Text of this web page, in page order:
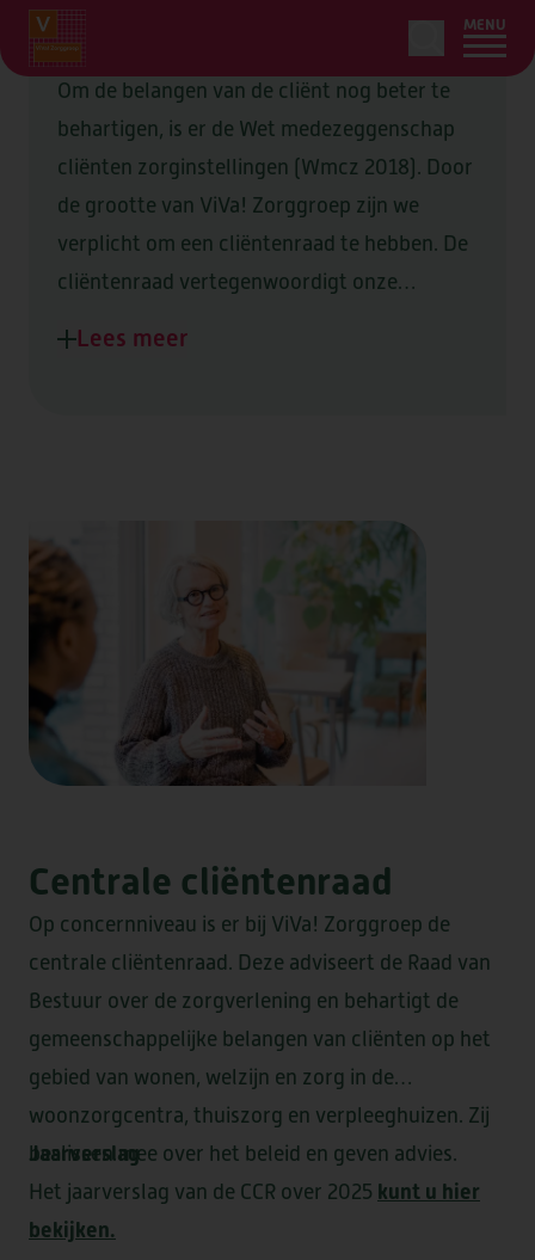
HOME
LEDENSERVICE
STRAMMERZOOM
DE MARKE
LOMMERLUST
BOOGAERT DE SANTMARK
HEEMSWIJK
MEERSTATE
SINT AGNES
WATERRIJCK
WESTERHEEM
KWALITEIT & DUURZAAMHEID
NIEUWS & SAMENWERKINGEN
VRAGEN OF INFORMATIE NODIG?
COMPLIMENT OF KLACHT?
VERWIJZERS
VRIJWILLIGERS
WERKEN BIJ
MENU
Om de belangen van de cliënt nog beter te
behartigen, is er de Wet medezeggenschap
cliënten zorginstellingen (Wmcz 2018). Door
de grootte van ViVa! Zorggroep zijn we
verplicht om een cliëntenraad te hebben. De
cliëntenraad vertegenwoordigt onze
Lees meer
Centrale cliëntenraad
Op concernniveau is er bij ViVa! Zorggroep de
centrale cliëntenraad. Deze adviseert de Raad van
Bestuur over de zorgverlening en behartigt de
gemeenschappelijke belangen van cliënten op het
gebied van wonen, welzijn en zorg in de
woonzorgcentra, thuiszorg en verpleeghuizen. Zij
beslissen mee over het beleid en geven advies.
Jaarverslag
Het jaarverslag van de CCR over 2025 kunt u hier
bekijken.